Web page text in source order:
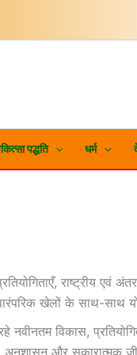
पद्धति धर्म
राष्ट्रीय एवं
खेलों के साथ-साथ
विकास,
अनुशासन और सकारात्मक